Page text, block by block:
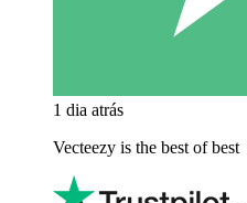
1 dia atrás
Vecteezy is the best of best